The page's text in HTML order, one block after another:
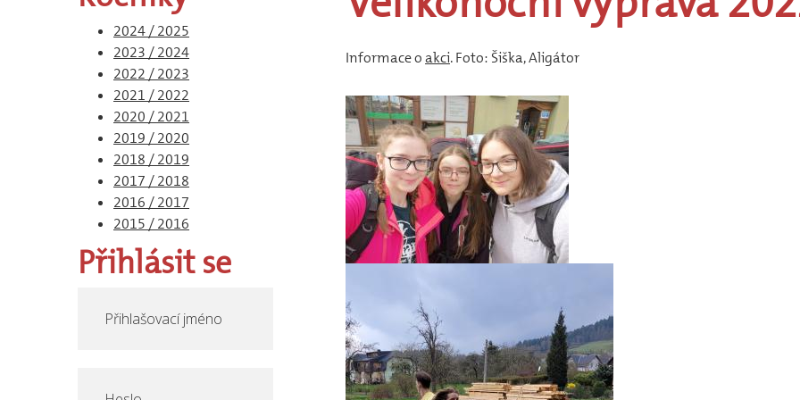
Historie
Nováčkovská
Historie
2024 / 2025
2023 / 2024
2022 / 2023
2021 / 2022
2020 / 2021
2019 / 2020
2018 / 2019
2017 / 2018
2016 / 2017
2015 / 2016
Přihlásit se
Informace oakci. Foto: Šiška, Aligátor